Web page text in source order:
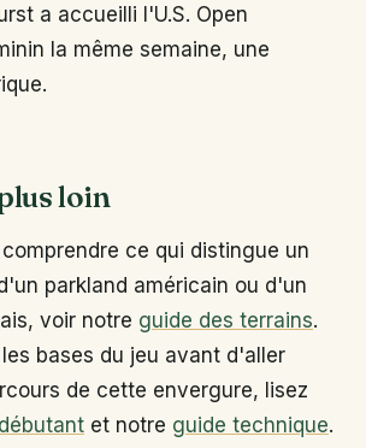
a accueilli l'U.S. Open
la même semaine, une
loin
ce qui distingue un
parkland américain ou d'un
voir notre guide des terrains.
bases du jeu avant d'aller
de cette envergure, lisez
et notre guide technique.